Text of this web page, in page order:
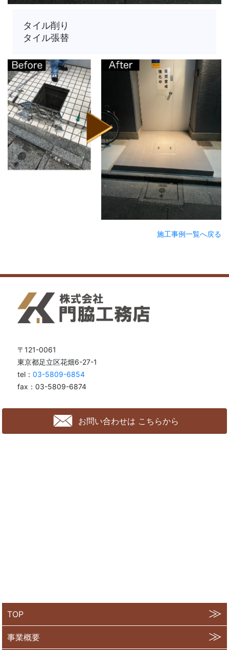
タイル削り
タイル張替
施工事例一覧へ戻る
〒121-0061
東京都足立区花畑6-27-1
tel：03-5809-6854
fax：03-5809-6874
お問い合わせは こちらから
TOP
事業概要